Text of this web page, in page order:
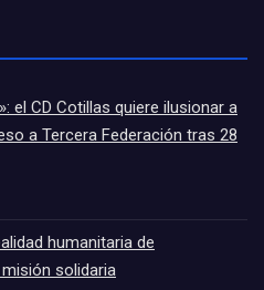
el CD Cotillas quiere ilusionar a
a Tercera Federación tras 28
humanitaria de
solidaria